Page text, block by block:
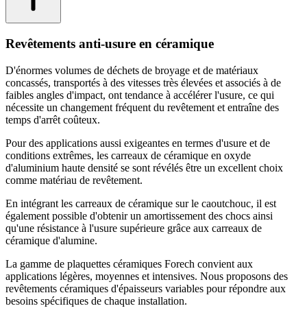
Revêtements anti-usure en céramique
D'énormes volumes de déchets de broyage et de matériaux
concassés, transportés à des vitesses très élevées et associés à de
faibles angles d'impact, ont tendance à accélérer l'usure, ce qui
nécessite un changement fréquent du revêtement et entraîne des
temps d'arrêt coûteux.
Pour des applications aussi exigeantes en termes d'usure et de
conditions extrêmes, les carreaux de céramique en oxyde
d'aluminium haute densité se sont révélés être un excellent choix
comme matériau de revêtement.
En intégrant les carreaux de céramique sur le caoutchouc, il est
également possible d'obtenir un amortissement des chocs ainsi
qu'une résistance à l'usure supérieure grâce aux carreaux de
céramique d'alumine.
La gamme de plaquettes céramiques Forech convient aux
applications légères, moyennes et intensives. Nous proposons des
revêtements céramiques d'épaisseurs variables pour répondre aux
besoins spécifiques de chaque installation.